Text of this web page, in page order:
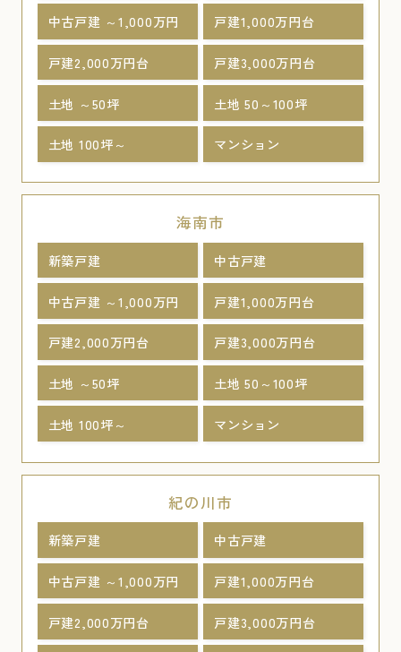
中古戸建 ～1,000万円 戸建1,000万円台
戸建2,000万円台 戸建3,000万円台
土地 ～50坪 土地 50～100坪
土地 100坪～ マンション
海南市
新築戸建 中古戸建
中古戸建 ～1,000万円 戸建1,000万円台
戸建2,000万円台 戸建3,000万円台
土地 ～50坪 土地 50～100坪
土地 100坪～ マンション
紀の川市
新築戸建 中古戸建
中古戸建 ～1,000万円 戸建1,000万円台
戸建2,000万円台 戸建3,000万円台